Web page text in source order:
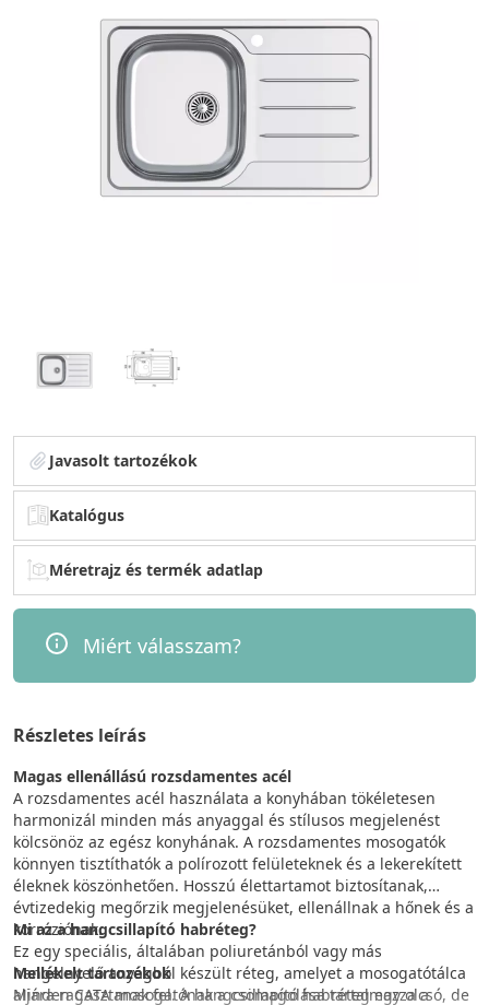
Javasolt tartozékok
Katalógus
Méretrajz és termék adatlap
Miért válasszam?
Részletes leírás
Magas ellenállású rozsdamentes acél
A rozsdamentes acél használata a konyhában tökéletesen
harmonizál minden más anyaggal és stílusos megjelenést
kölcsönöz az egész konyhának. A rozsdamentes mosogatók
könnyen tisztíthatók a polírozott felületeknek és a lekerekített
éleknek köszönhetően. Hosszú élettartamot biztosítanak,
évtizedekig megőrzik megjelenésüket, ellenállnak a hőnek és a
korróziónak.
Mellékelt tartozékok
Minden CATA mosogatónak a csomagolása tartalmazza a
Mi az a hangcsillapító habréteg?
Ez egy speciális, általában poliuretánból vagy más
hangelnyelő anyagból készült réteg, amelyet a mosogatótálca
aljára ragasztanak fel. A hangcsillapító habréteg egy olcsó, de